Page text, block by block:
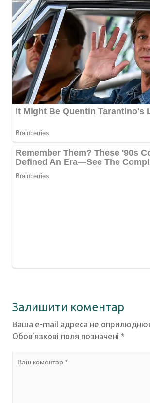
Залишити коментар
Ваша e-mail адреса не
Обов’язкові поля позначені *